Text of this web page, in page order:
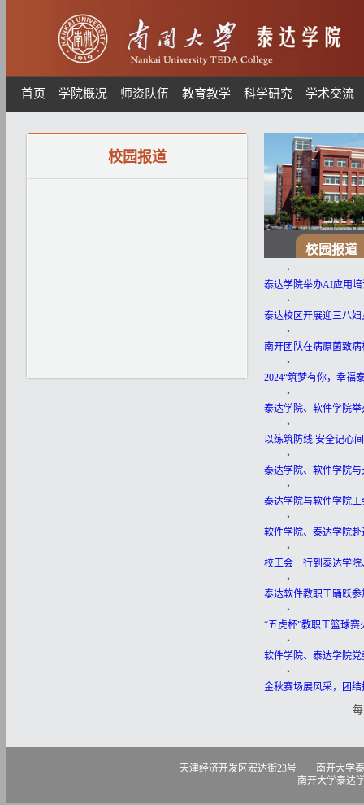
首页 学院概况 师资队伍 教育教学 科学研究 学术交流
校园报道
校园报道
・
泰达学院举办AI应用
・
泰达校区开展迎三八
・
南开团队在病原菌致
・
2024“筑梦有你，幸福
・
泰达学院、软件学院举
・
以练筑防线 安全记心
・
泰达学院、软件学院
・
泰达学院与软件学院
・
软件学院、泰达学院
・
校工会一行到泰达学
・
泰达软件教职工踊跃
・
“五虎杯”教职工篮球
・
软件学院、泰达学院
・
金秋赛场展风采，团
天津经济开发区宏达街23号 南开大学泰达学
南开大学泰达学院版